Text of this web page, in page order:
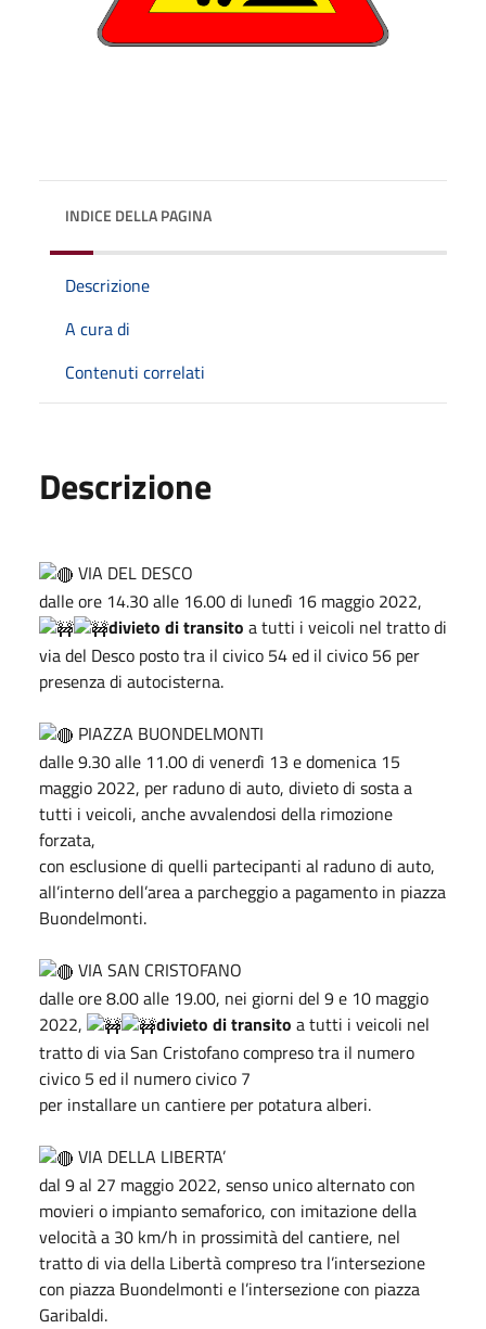
INDICE DELLA PAGINA
Descrizione
A cura di
Contenuti correlati
Descrizione
VIA DEL DESCO
dalle ore 14.30 alle 16.00 di lunedì 16 maggio 2022,
divieto di transito a tutti i veicoli nel tratto di
via del Desco posto tra il civico 54 ed il civico 56 per
presenza di autocisterna.
PIAZZA BUONDELMONTI
dalle 9.30 alle 11.00 di venerdì 13 e domenica 15
maggio 2022, per raduno di auto, divieto di sosta a
tutti i veicoli, anche avvalendosi della rimozione
forzata,
con esclusione di quelli partecipanti al raduno di auto,
all’interno dell’area a parcheggio a pagamento in piazza
Buondelmonti.
VIA SAN CRISTOFANO
dalle ore 8.00 alle 19.00, nei giorni del 9 e 10 maggio
2022,
divieto di transito a tutti i veicoli nel
tratto di via San Cristofano compreso tra il numero
civico 5 ed il numero civico 7
per installare un cantiere per potatura alberi.
VIA DELLA LIBERTA’
dal 9 al 27 maggio 2022, senso unico alternato con
movieri o impianto semaforico, con imitazione della
velocità a 30 km/h in prossimità del cantiere, nel
tratto di via della Libertà compreso tra l’intersezione
con piazza Buondelmonti e l’intersezione con piazza
Garibaldi.